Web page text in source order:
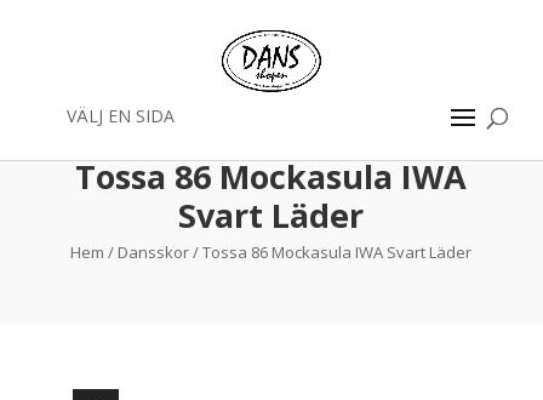
VÄLJ EN SIDA
Tossa 86 Mockasula IWA
Svart Läder
Hem / Dansskor/ Tossa 86 Mockasula IWA Svart Läder